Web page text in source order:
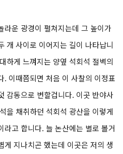
라운 광경이 펼쳐지는데 그 높이가
개 사이로 이어지는 길이 나타납니
하게 느껴지는 양옆 석회석 절벽의
. 이때쯤되면 처음 이 사찰의 이정표
감동으로 변할겁니다. 이곳 반야사
을 채취하던 석회석 광산을 이렇게
라고 합니다. 늘 논산에는 별로 볼거
게 지나치곤 했는데 이곳은 저의 생